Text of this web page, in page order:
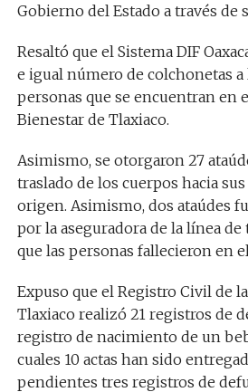
Gobierno del Estado a través de
Resaltó que el Sistema DIF
e igual número de colchonetas a
personas que se encuentran en
Bienestar de Tlaxiaco.
Asimismo, se otorgaron 27
traslado de los cuerpos hacia
origen. Asimismo, dos ataúdes
por la aseguradora de la línea
que las personas fallecieron en
Expuso que el Registro Civil de
Tlaxiaco realizó 21 registros de
registro de nacimiento de un
cuales 10 actas han sido
pendientes tres registros de